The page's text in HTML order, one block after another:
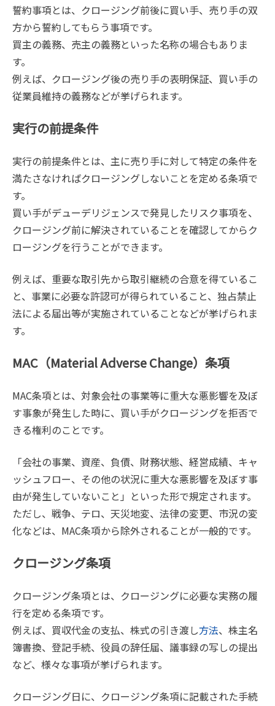
誓約事項とは、クロージング前後に買い手、売り手の双
方から誓約してもらう事項です。
買主の義務、売主の義務といった名称の場合もありま
す。
例えば、クロージング後の売り手の表明保証、買い手の
従業員維持の義務などが挙げられます。
実行の前提条件
実行の前提条件とは、主に売り手に対して特定の条件を
満たさなければクロージングしないことを定める条項で
す。
買い手がデューデリジェンスで発見したリスク事項を、
クロージング前に解決されていることを確認してからク
ロージングを行うことができます。
例えば、重要な取引先から取引継続の合意を得ているこ
と、事業に必要な許認可が得られていること、独占禁止
法による届出等が実施されていることなどが挙げられま
す。
MAC（Material Adverse Change）条項
MAC条項とは、対象会社の事業等に重大な悪影響を及ぼ
す事象が発生した時に、買い手がクロージングを拒否で
きる権利のことです。
「会社の事業、資産、負債、財務状態、経営成績、キャ
ッシュフロー、その他の状況に重大な悪影響を及ぼす事
由が発生していないこと」といった形で規定されます。
ただし、戦争、テロ、天災地変、法律の変更、市況の変
化などは、MAC条項から除外されることが一般的です。
クロージング条項
クロージング条項とは、クロージングに必要な実務の履
行を定める条項です。
例えば、買収代金の支払、株式の引き渡し方法、株主名
簿書換、登記手続、役員の辞任届、議事録の写しの提出
など、様々な事項が挙げられます。
クロージング日に、クロージング条項に記載された手続